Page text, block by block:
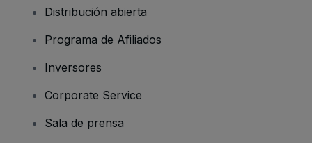
Distribución abierta
Programa de Afiliados
Inversores
Corporate Service
Sala de prensa